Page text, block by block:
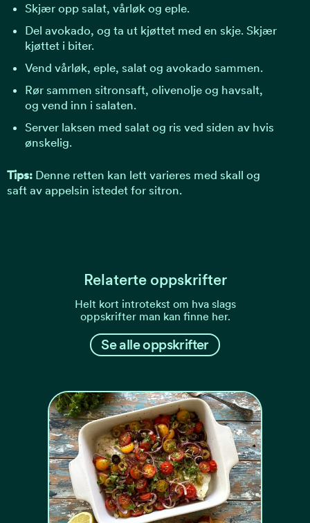
Skjær opp salat, vårløk og eple.
Del avokado, og ta ut kjøttet med en skje. Skjær
kjøttet i biter.
Vend vårløk, eple, salat og avokado sammen.
Rør sammen sitronsaft, olivenolje og havsalt,
og vend inn i salaten.
Server laksen med salat og ris ved siden av hvis
ønskelig.
Tips: Denne retten kan lett varieres med skall og
saft av appelsin istedet for sitron.
Relaterte oppskrifter
Helt kort introtekst om hva slags
oppskrifter man kan finne her.
Se alle oppskrifter